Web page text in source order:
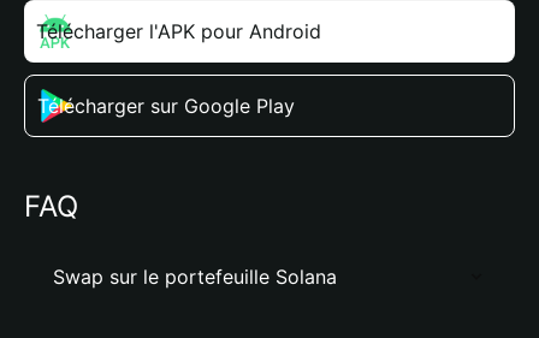
Télécharger l'APK pour Android
Télécharger sur Google Play
FAQ
Swap sur le portefeuille Solana